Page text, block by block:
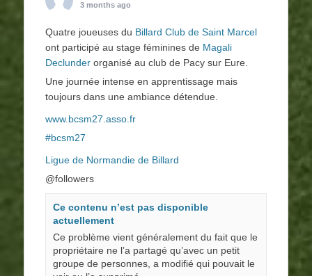
3 months ago
Quatre joueuses du Billard Club de Saint Marcel
ont participé au stage féminines de Magali
Declunder organisé au club de Pacy sur Eure.
Une journée intense en apprentissage mais
toujours dans une ambiance détendue.
www.bcsm27.asso.fr
#bcsm27
Ligue de Normandie de Billard
@followers
Ce contenu n’est pas disponible
actuellement
Ce problème vient généralement du fait que le
propriétaire ne l’a partagé qu’avec un petit
groupe de personnes, a modifié qui pouvait le